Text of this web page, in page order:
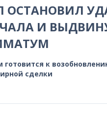
ОСТАНОВИЛ
И
к
сделки